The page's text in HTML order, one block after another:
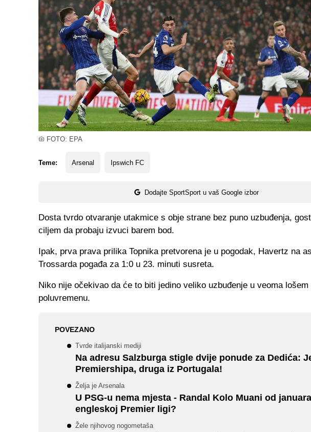
FOTO: EPA
Teme: Arsenal Ipswich FC
Dodajte SportSport u vaš Google izbor
Dosta tvrdo otvaranje utakmice s obje strane bez puno uzbuđenja,
ciljem da probaju izvuci barem bod.
Ipak, prva prava prilika Topnika pretvorena je u pogodak, Havertz na
Trossarda pogađa za 1:0 u 23. minuti susreta.
Niko nije očekivao da će to biti jedino veliko uzbuđenje u veoma lošem
poluvremenu.
POVEZANO
Tvrde italijanski mediji
Na adresu Salzburga stigle dvije ponude za Dedića:
Premiershipa, druga iz Portugala!
Želja je Arsenala
U PSG-u nema mjesta - Randal Kolo Muani od
engleskoj Premier ligi?
Žele njihovog nogometaša